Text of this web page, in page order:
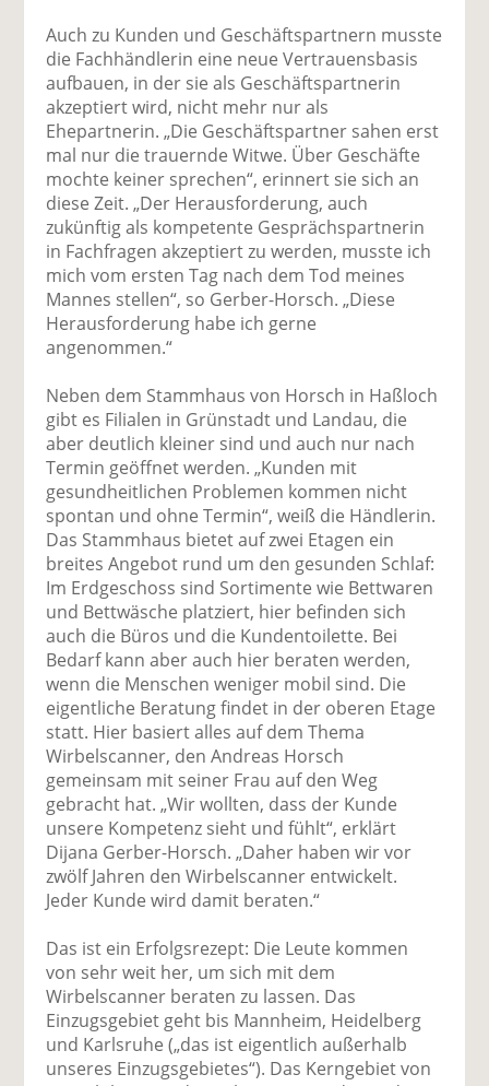
Auch zu Kunden und Geschäftspartnern musste
die Fachhändlerin eine neue Vertrauensbasis
aufbauen, in der sie als Geschäftspartnerin
akzeptiert wird, nicht mehr nur als
Ehepartnerin. „Die Geschäftspartner sahen erst
mal nur die trauernde Witwe. Über Geschäfte
mochte keiner sprechen“, erinnert sie sich an
diese Zeit. „Der Herausforderung, auch
zukünftig als kompetente Gesprächspartnerin
in Fachfragen akzeptiert zu werden, musste ich
mich vom ersten Tag nach dem Tod meines
Mannes stellen“, so Gerber-Horsch. „Diese
Herausforderung habe ich gerne
angenommen.“
Neben dem Stammhaus von Horsch in Haßloch
gibt es Filialen in Grünstadt und Landau, die
aber deutlich kleiner sind und auch nur nach
Termin geöffnet werden. „Kunden mit
gesundheitlichen Problemen kommen nicht
spontan und ohne Termin“, weiß die Händlerin.
Das Stammhaus bietet auf zwei Etagen ein
breites Angebot rund um den gesunden Schlaf:
Im Erdgeschoss sind Sortimente wie Bettwaren
und Bettwäsche platziert, hier befinden sich
auch die Büros und die Kunden­toilette. Bei
Bedarf kann aber auch hier beraten werden,
wenn die Menschen weniger mobil sind. Die
eigentliche Beratung findet in der oberen Etage
statt. Hier basiert alles auf dem Thema
Wirbelscanner, den Andreas Horsch
gemeinsam mit seiner Frau auf den Weg
gebracht hat. „Wir wollten, dass der Kunde
unsere Kompetenz sieht und fühlt“, erklärt
Dijana Gerber-Horsch. „Daher haben wir vor
zwölf Jahren den Wirbelscanner entwickelt.
Jeder Kunde wird damit beraten.“
Das ist ein Erfolgsrezept: Die Leute kommen
von sehr weit her, um sich mit dem
Wirbelscanner beraten zu lassen. Das
Einzugsgebiet geht bis Mannheim, Heidelberg
und Karlsruhe („das ist eigentlich außerhalb
unseres Einzugsgebietes“). Das Kerngebiet von